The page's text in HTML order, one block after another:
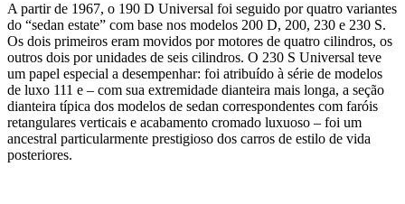
A partir de 1967, o 190 D Universal foi seguido por quatro variantes
do “sedan estate” com base nos modelos 200 D, 200, 230 e 230 S.
Os dois primeiros eram movidos por motores de quatro cilindros, os
outros dois por unidades de seis cilindros. O 230 S Universal teve
um papel especial a desempenhar: foi atribuído à série de modelos
de luxo 111 e – com sua extremidade dianteira mais longa, a seção
dianteira típica dos modelos de sedan correspondentes com faróis
retangulares verticais e acabamento cromado luxuoso – foi um
ancestral particularmente prestigioso dos carros de estilo de vida
posteriores.